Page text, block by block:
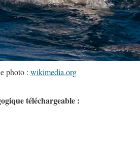
photo : wikimedia.org
téléchargeable :